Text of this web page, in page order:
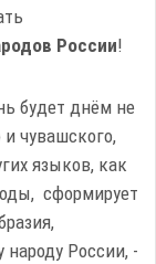
России!
будет днём не
и чувашского,
языков, как
сформирует
России, -